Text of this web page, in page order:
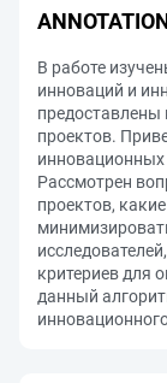
В работе
инноваций и
проектов.
инновационных
Рассмотрен
проектов,
критериев для
данный